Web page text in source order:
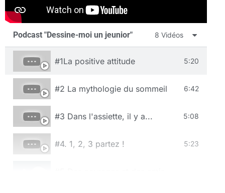
Podcast "Dessine-moi un jeunior" 8 Vidéos
#1La positive attitude 5:20
#2 La mythologie du sommeil 6:42
#3 Dans l'assiette, il y a... 5:08
#4. 1, 2, 3 partez ! 5:23